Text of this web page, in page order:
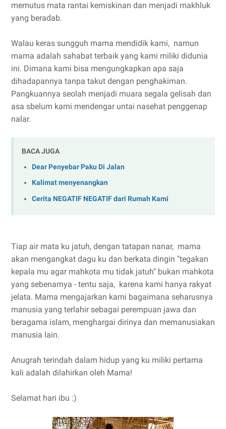
memutus mata rantai kemiskinan dan menjadi makhluk
yang beradab.
Walau keras sungguh mama mendidik kami, namun
mama adalah sahabat terbaik yang kami miliki didunia
ini. Dimana kami bisa mengungkapkan apa saja
dihadapannya tanpa takut dengan penghakiman.
Pangkuannya seolah menjadi muara segala gelisah dan
asa sbelum kami mendengar untai nasehat penggenap
nalar.
BACA JUGA
Dear Penyebar Paku Di Jalan
Kalimat menyenangkan
Cerita NEGATIF NEGATIF dari Rumah Kami
Tiap air mata ku jatuh, dengan tatapan nanar, mama
akan mengangkat dagu ku dan berkata dingin "tegakan
kepala mu agar mahkota mu tidak jatuh" bukan mahkota
yang sebenarnya - tentu saja, karena kami hanya rakyat
jelata. Mama mengajarkan kami bagaimana seharusnya
manusia yang terlahir sebagai perempuan jawa dan
beragama islam, menghargai dirinya dan memanusiakan
manusia lain.
Anugrah terindah dalam hidup yang ku miliki pertama
kali adalah dilahirkan oleh Mama!
Selamat hari ibu :)